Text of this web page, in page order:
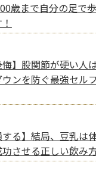
まで自分の足で
悔】股関節が硬い人
ンを防ぐ最強セル
する】結局、豆乳は
させる正しい飲み